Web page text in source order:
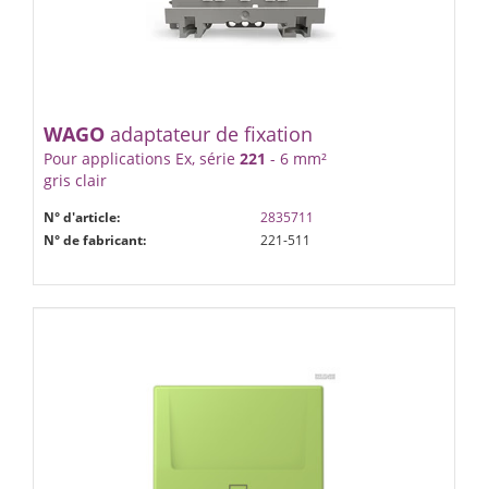
WAGO adaptateur de fixation
Pour applications Ex, série 221 - 6 mm²
gris clair
N° d'article:
2835711
N° de fabricant:
221-511